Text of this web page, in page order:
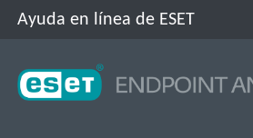
Ayuda en línea de ESET